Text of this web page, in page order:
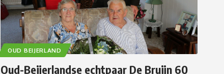
OUD BEIJERLAND
Oud-Beijerlandse echtpaar De Bruijn 60